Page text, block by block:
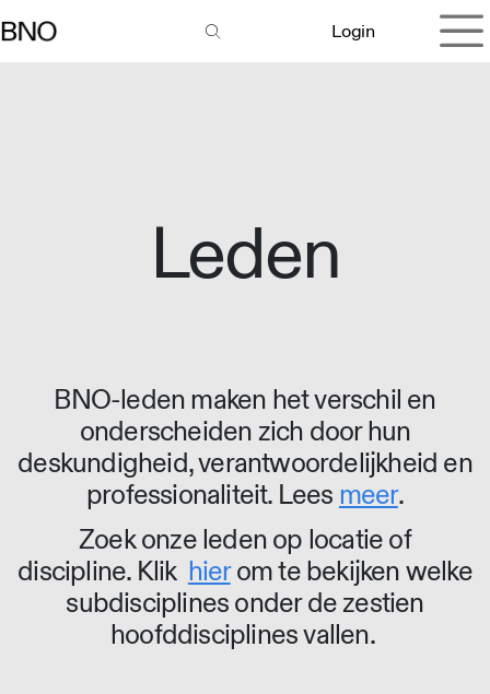
Login
Leden
BNO-leden maken het verschil en
onderscheiden zich door hun
deskundigheid, verantwoordelijkheid en
professionaliteit. Lees meer.
Zoek onze leden op locatie of
discipline. Klik hierom te bekijken welke
subdisciplines onder de zestien
hoofddisciplines vallen.